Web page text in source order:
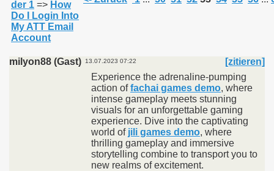
der 1 => How
Do I Login Into
My ATT Email
Account
milyon88 (Gast) 13.07.2023 07:22
[zitieren]
Experience the adrenaline-pumping
action offachai games demo, where
intense gameplay meets stunning
visuals for an unforgettable gaming
experience. Dive into the captivating
world of jili games demo, where
thrilling gameplay and immersive
storytelling combine to transport you to
new realms of excitement.